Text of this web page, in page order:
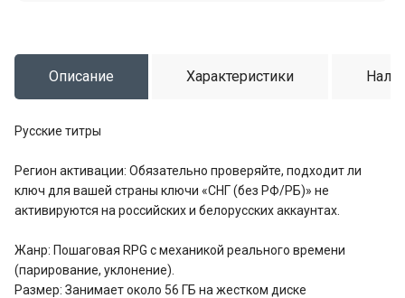
Описание Характеристики
Русские титры
Регион активации: Обязательно проверяйте, подходит ли
ключ для вашей страны ключи «СНГ (без РФ/РБ)» не
активируются на российских и белорусских аккаунтах.
Жанр: Пошаговая RPG с механикой реального времени
(парирование, уклонение).
Размер: Занимает около 56 ГБ на жестком диске